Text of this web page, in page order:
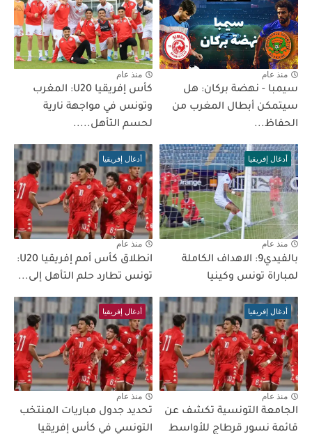
منذ عام
سيمبا - نهضة بركان: هل
سيتمكن أبطال المغرب من
الحفاظ...
منذ عام
كأس إفريقيا U20: المغرب
وتونس في مواجهة نارية
لحسم التأهل.....
أدغال إفريقيا
منذ عام
بالفيدي9: الاهداف الكاملة
لمباراة تونس وكينيا
أدغال إفريقيا
منذ عام
انطلاق كأس أمم إفريقيا U20:
تونس تطارد حلم التأهل إلى...
أدغال إفريقيا
منذ عام
الجامعة التونسية تكشف عن
قائمة نسور قرطاج للأواسط
أدغال إفريقيا
منذ عام
تحديد جدول مباريات المنتخب
التونسي في كأس إفريقيا